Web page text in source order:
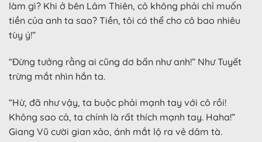
làm gì? Khi ở bên Lâm Thiên, cô không phải chỉ muốn
tiền của anh ta sao? Tiền, tôi có thể cho cô bao nhiêu
tùy ý!”
“Đừng tưởng rằng ai cũng dơ bẩn như anh!” Như Tuyết
trừng mắt nhìn hắn ta.
“Hừ, đã như vậy, ta buộc phải mạnh tay với cô rồi!
Không sao cả, ta chính là rất thích mạnh tay. Haha!”
Giang Vũ cười gian xảo, ánh mắt lộ ra vẻ dâm tà.